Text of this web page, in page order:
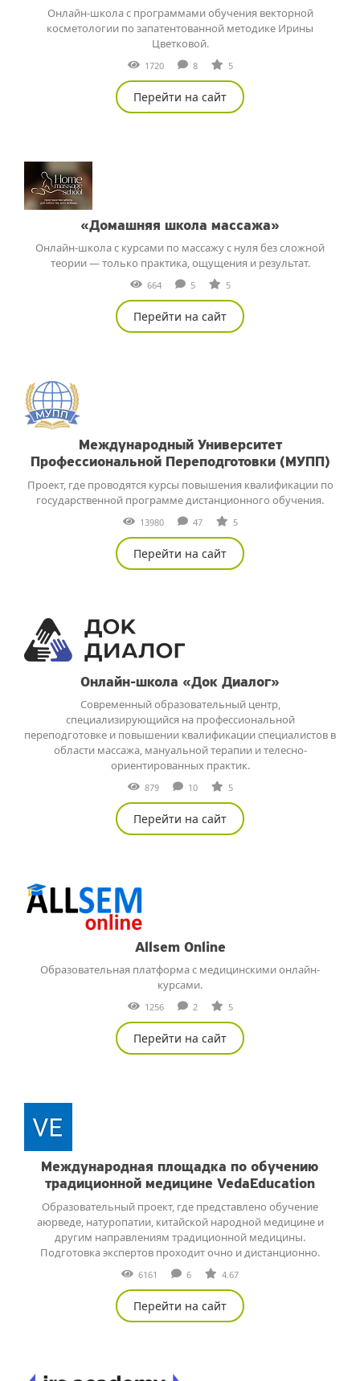
Онлайн-школа с программами обучения векторной
косметологии по запатентованной методике Ирины
Цветковой.
1720 8 5
Перейти на сайт
«Домашняя школа массажа»
Онлайн-школа с курсами по массажу с нуля без сложной
теории — только практика, ощущения и результат.
664 5 5
Перейти на сайт
Международный Университет
Профессиональной Переподготовки (МУПП)
Проект, где проводятся курсы повышения квалификации по
государственной программе дистанционного обучения.
13980 47 5
Перейти на сайт
Онлайн-школа «Док Диалог»
Современный образовательный центр,
специализирующийся на профессиональной
переподготовке и повышении квалификации специалистов в
области массажа, мануальной терапии и телесно-
ориентированных практик.
879 10 5
Перейти на сайт
Allsem Online
Образовательная платформа с медицинскими онлайн-
курсами.
1256 2 5
Перейти на сайт
Международная площадка по обучению
традиционной медицине VedaEducation
Образовательный проект, где представлено обучение
аюрведе, натуропатии, китайской народной медицине и
другим направлениям традиционной медицины.
Подготовка экспертов проходит очно и дистанционно.
6161 6 4.67
Перейти на сайт